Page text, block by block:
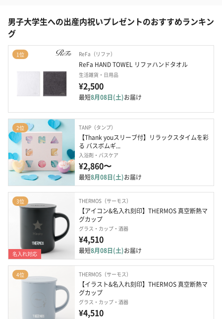
男子大学生への出産内祝いプレゼントのおすすめランキン
グ
1位 ReFa（リファ）
ReFa HAND TOWEL リファハンドタオル
生活雑貨・日用品
¥2,500
最短8月08日(土)お届け
2位 TANP（タンプ）
【Thank youスリーブ付】リラックスタイムを彩
る バスボムギ...
入浴剤・バスケア
¥2,860〜
最短8月08日(土)お届け
3位
名入れ対応
THERMOS（サーモス）
【アイコン&名入れ刻印】THERMOS 真空断熱マ
グカップ
グラス・カップ・酒器
¥4,510
最短8月08日(土)お届け
4位 THERMOS（サーモス）
【イラスト&名入れ刻印】THERMOS 真空断熱マ
グカップ
グラス・カップ・酒器
¥4,510